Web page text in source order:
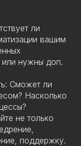
ли
вашим
или нужны доп.
Сможет ли
Насколько
не только
поддержку.